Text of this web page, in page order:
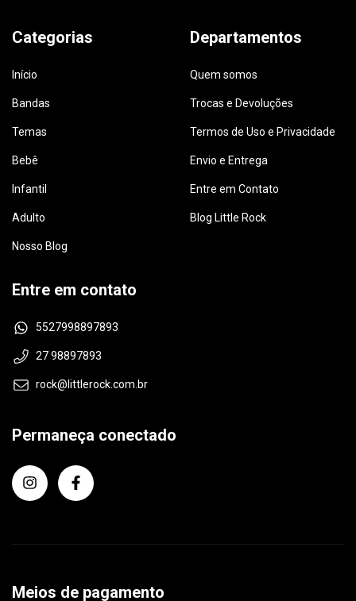
Categorias
Início
Bandas
Temas
Bebê
Infantil
Adulto
Nosso Blog
Departamentos
Quem somos
Trocas e Devoluções
Termos de Uso e Privacidade
Envio e Entrega
Entre em Contato
Blog Little Rock
Entre em contato
5527998897893
27 98897893
rock@littlerock.com.br
Permaneça conectado
Meios de pagamento